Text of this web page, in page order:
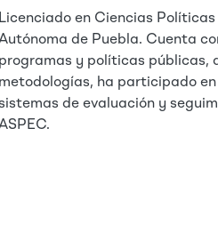
Licenciado en Ciencias
de Puebla. Cuenta
programas y políticas públicas,
metodologías, ha participado
de evaluación y